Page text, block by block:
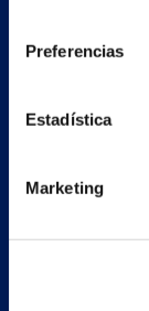
Preferencias
Estadística
Marketing